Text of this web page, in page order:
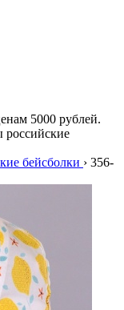
5000 рублей.
бейсболки › 356-